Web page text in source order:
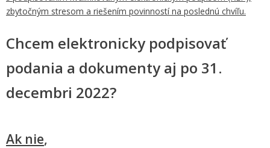
zbytočným stresom a riešením povinností na poslednú chvíľu.
Chcem elektronicky podpisovať
podania a dokumenty aj po 31.
decembri 2022?
Ak nie,